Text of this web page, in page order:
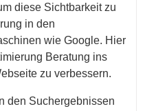
diese Sichtbarkeit zu
in den
wie Google. Hier
Beratung ins
zu verbessern.
den Suchergebnissen